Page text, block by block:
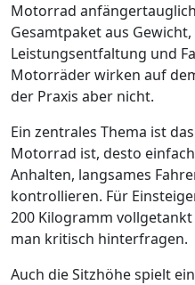
Motorrad
Gesamtpaket aus
Leistungsentfaltung und
Motorräder wirken auf
der Praxis aber nicht.
Ein zentrales Thema ist
Motorrad ist, desto
Anhalten, langsames
kontrollieren. Für
200 Kilogramm
man kritisch hinterfragen.
Auch die Sitzhöhe spielt